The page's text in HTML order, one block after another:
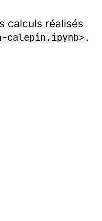
calculs réalisés
calepin.ipynb> .